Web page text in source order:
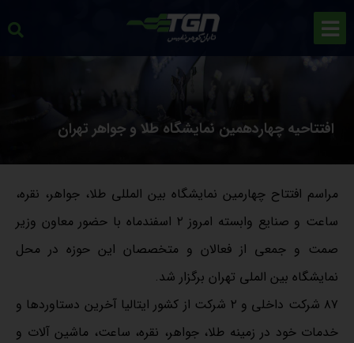
افتتاحیه چهاردهمین نمایشگاه طلا و جواهر تهران
مراسم افتتاح چهارمین نمایشگاه بین المللی طلا، جواهر، نقره،
ساعت و صنایع وابسته امروز ۲ اسفندماه با حضور معاون وزیر
صمت و جمعی از فعالان و متخصصان این حوزه در محل
نمایشگاه بین الملی تهران برگزار شد.
۸۷ شرکت داخلی و ۲ شرکت از کشور ایتالیا آخرین دستاوردها و
خدمات خود در زمینه طلا، جواهر، نقره، ساعت، ماشین آلات و